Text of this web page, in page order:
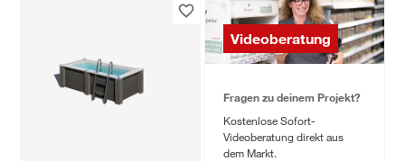
Videoberatung
Fragen zu deinem Projekt?
Kostenlose Sofort-
Videoberatung direkt aus
dem Markt.